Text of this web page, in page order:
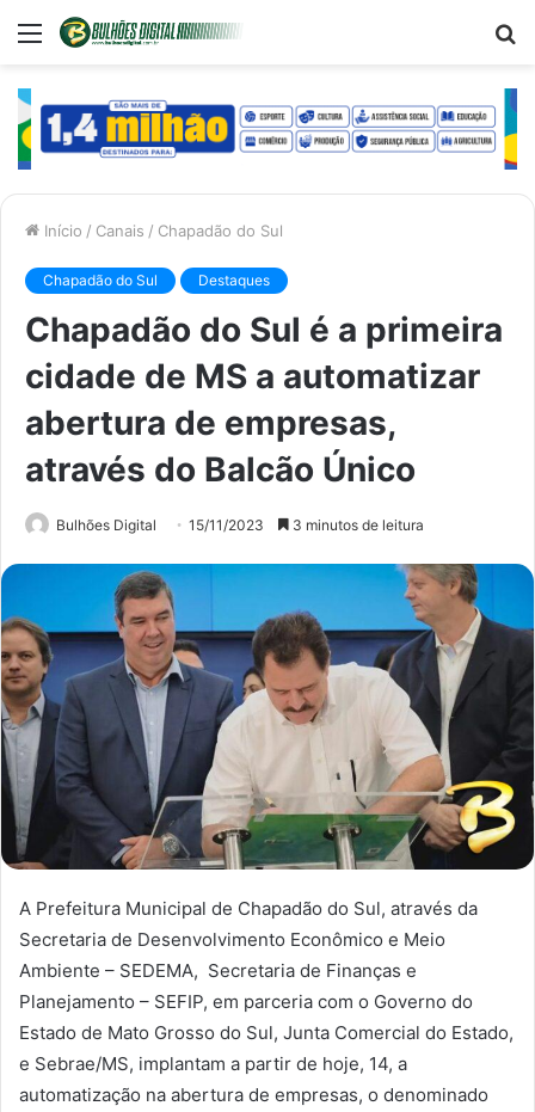
Menu
Início / Canais / Chapadão do Sul
Chapadão do Sul Destaques
Chapadão do Sul é a primeira
cidade de MS a automatizar
abertura de empresas,
através do Balcão Único
Bulhões Digital 15/11/2023 3 minutos de leitura
A Prefeitura Municipal de Chapadão do Sul, através da
Secretaria de Desenvolvimento Econômico e Meio
Ambiente – SEDEMA, Secretaria de Finanças e
Planejamento – SEFIP, em parceria com o Governo do
Estado de Mato Grosso do Sul, Junta Comercial do Estado,
e Sebrae/MS, implantam a partir de hoje, 14, a
automatização na abertura de empresas, o denominado